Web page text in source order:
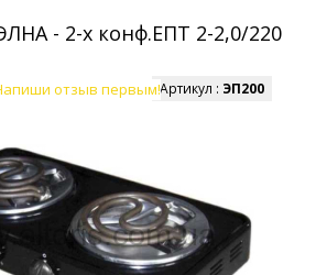
- 2-х конф.ЕПТ 2-2,0/220
отзыв первым!Артикул : ЭП200